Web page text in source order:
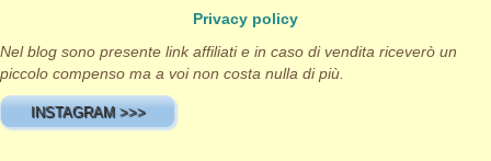
Privacy policy
Nel blog sono presente link affiliati e in caso di vendita riceverò un
piccolo compenso ma a voi non costa nulla di più.
INSTAGRAM >>>